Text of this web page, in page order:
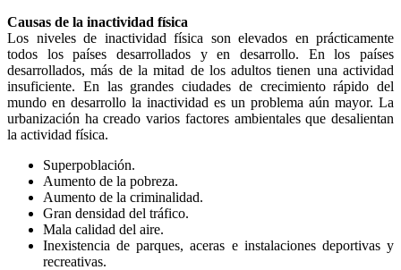
Causas de la inactividad física
Los niveles de inactividad física son elevados en prácticamente
todos los países desarrollados y en desarrollo. En los países
desarrollados, más de la mitad de los adultos tienen una actividad
insuficiente. En las grandes ciudades de crecimiento rápido del
mundo en desarrollo la inactividad es un problema aún mayor. La
urbanización ha creado varios factores ambientales que desalientan
la actividad física.
Superpoblación.
Aumento de la pobreza.
Aumento de la criminalidad.
Gran densidad del tráfico.
Mala calidad del aire.
Inexistencia de parques, aceras e instalaciones deportivas y
recreativas.